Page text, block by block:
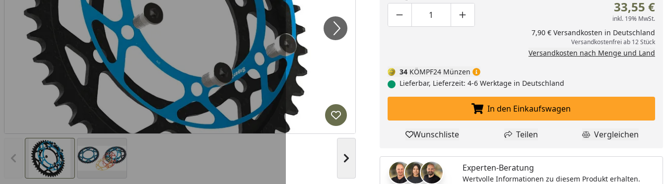
Vorheriges Bild anzeigen Nächstes Bild anzeigen
Produkt zur Wunschliste hinzufügen
Produktmenge um eins verringern
Produktmenge manuell eingeben
Produktmenge um eins erhöhen
33,55 €
inkl. 19% MwSt.
7,90 € Versandkosten in Deutschland
Versandkostenfrei ab 12 Stück
Versandkosten nach Menge und Land
34 KÖMPF24 Münzen
Lieferbar, Lieferzeit: 4-6 Werktage in Deutschland
In den Einkaufswagen legen
In den Einkaufswagen
Produkt zur Wunschliste hinzufügen
Wunschliste Teilen
Teilen Produkt
Vergleichen
Experten-Beratung
Wertvolle Informationen zu diesem Produkt erhalten.